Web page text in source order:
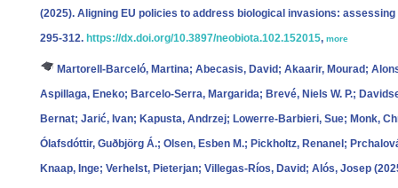
(2025). Aligning EU policies to address biological invasions:
295-312. https://dx.doi.org/10.3897/neobiota.102.152015, more
Martorell‐Barceló, Martina; Abecasis, David; Akaarir, Mourad;
Aspillaga, Eneko; Barcelo‐Serra, Margarida; Brevé, Niels W. P.;
Bernat; Jarić, Ivan; Kapusta, Andrzej; Lowerre‐Barbieri, Sue; Monk,
Ólafsdóttir, Guðbjörg Á.; Olsen, Esben M.; Pickholtz, Renanel;
Knaap, Inge; Verhelst, Pieterjan; Villegas‐Ríos, David; Alós, Josep